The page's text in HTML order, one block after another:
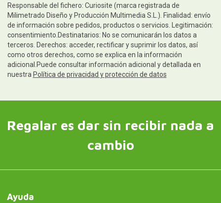
Responsable del fichero: Curiosite (marca registrada de
Milimetrado Diseño y Producción Multimedia S.L.). Finalidad: envío
de información sobre pedidos, productos o servicios. Legitimación:
consentimiento.Destinatarios: No se comunicarán los datos a
terceros. Derechos: acceder, rectificar y suprimir los datos, así
como otros derechos, como se explica en la información
adicional.Puede consultar información adicional y detallada en
nuestra Política de privacidad y protección de datos
Regalar es dar sin recibir nada a
cambio
Ayuda